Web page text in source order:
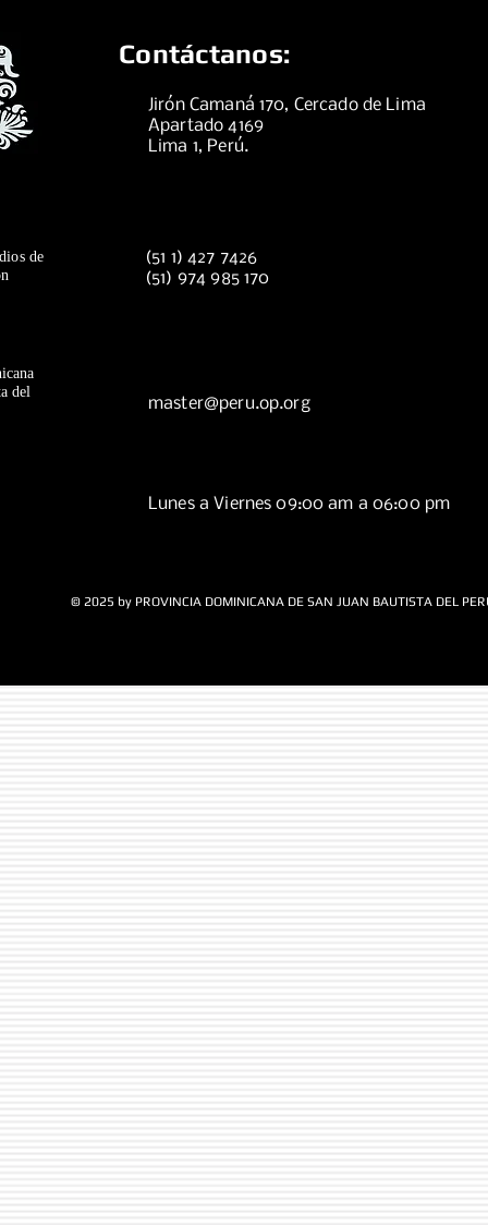
Contáctanos:
Jirón Camaná 170, Cercado de Lima
Apartado 4169
Lima 1, Perú.
de
(51 1) 427 7426
(51) 974 985 170
del
master@peru.op.org
Lunes a Viernes 09:00 am a 06:00 pm
© 2025 by PROVINCIA DOMINICANA DE SAN JUAN BAUTISTA DEL